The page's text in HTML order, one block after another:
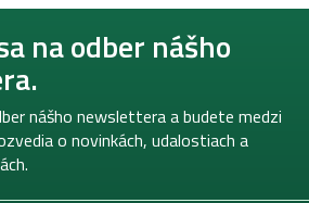
na odber nášho
nášho newslettera a budete medzi
o novinkách, udalostiach a